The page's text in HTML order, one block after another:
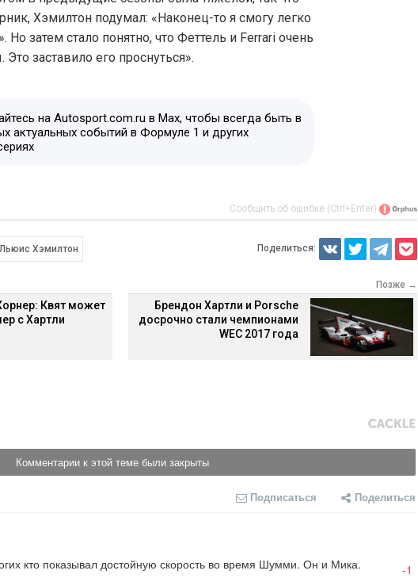
Хэмилтон подумал: «Наконец-то я смогу легко
Но затем стало понятно, что Феттель и Ferrari очень
заставило его проснуться».
на Autosport.com.ru в Max, чтобы всегда быть в
актуальных событий в Формуле 1 и других
Сообщить об ошибке (Ctrl+Enter)
Льюис Хэмилтон Поделиться:
Квят может
с Хартли
Позже →
Брендон Хартли и Porsche
досрочно стали чемпионами
WEC 2017 года
Комментарии к этой теме были закрыты
Подписаться Поделиться
кто показывал достойную скорость во время Шумми. Он и Мика. -1